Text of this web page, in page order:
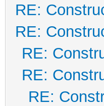
RE:
RE:
RE:
RE:
RE: